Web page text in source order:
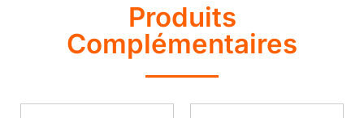
Produits
Complémentaires